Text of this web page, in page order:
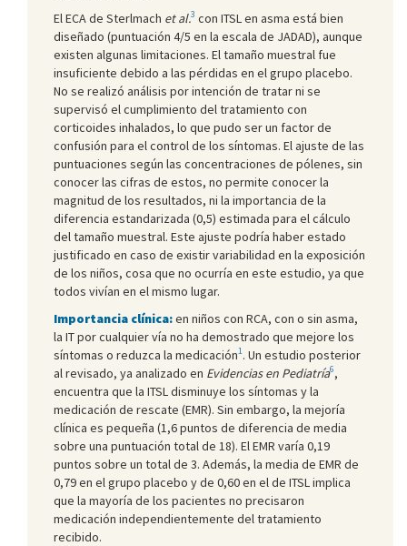
El ECA de Sterlmach et al.3 con ITSL en asma está bien
diseñado (puntuación 4/5 en la escala de JADAD), aunque
existen algunas limitaciones. El tamaño muestral fue
insuficiente debido a las pérdidas en el grupo placebo.
No se realizó análisis por intención de tratar ni se
supervisó el cumplimiento del tratamiento con
corticoides inhalados, lo que pudo ser un factor de
confusión para el control de los síntomas. El ajuste de las
puntuaciones según las concentraciones de pólenes, sin
conocer las cifras de estos, no permite conocer la
magnitud de los resultados, ni la importancia de la
diferencia estandarizada (0,5) estimada para el cálculo
del tamaño muestral. Este ajuste podría haber estado
justificado en caso de existir variabilidad en la exposición
de los niños, cosa que no ocurría en este estudio, ya que
todos vivían en el mismo lugar.
Importancia clínica:en niños con RCA, con o sin asma,
la IT por cualquier vía no ha demostrado que mejore los
síntomas o reduzca la medicación1. Un estudio posterior
al revisado, ya analizado en Evidencias en Pediatría6,
encuentra que la ITSL disminuye los síntomas y la
medicación de rescate (EMR). Sin embargo, la mejoría
clínica es pequeña (1,6 puntos de diferencia de media
sobre una puntuación total de 18). El EMR varía 0,19
puntos sobre un total de 3. Además, la media de EMR de
0,79 en el grupo placebo y de 0,60 en el de ITSL implica
que la mayoría de los pacientes no precisaron
medicación independientemente del tratamiento
recibido.